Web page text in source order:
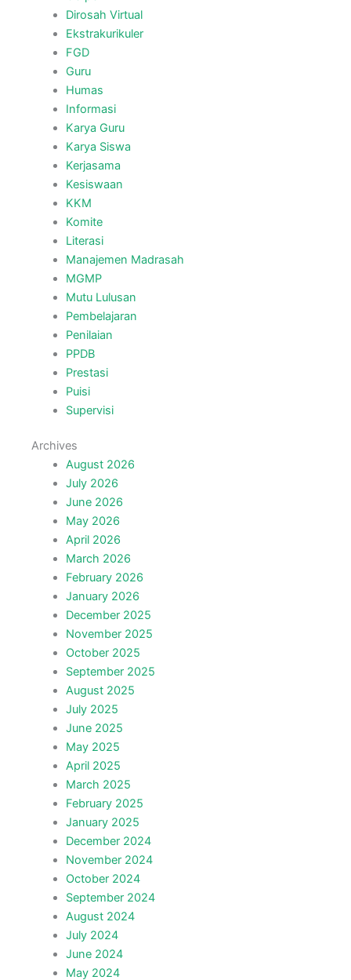
Dirosah Virtual
Ekstrakurikuler
FGD
Guru
Humas
Informasi
Karya Guru
Karya Siswa
Kerjasama
Kesiswaan
KKM
Komite
Literasi
Manajemen Madrasah
MGMP
Mutu Lulusan
Pembelajaran
Penilaian
PPDB
Prestasi
Puisi
Supervisi
Archives
August 2026
July 2026
June 2026
May 2026
April 2026
March 2026
February 2026
January 2026
December 2025
November 2025
October 2025
September 2025
August 2025
July 2025
June 2025
May 2025
April 2025
March 2025
February 2025
January 2025
December 2024
November 2024
October 2024
September 2024
August 2024
July 2024
June 2024
May 2024